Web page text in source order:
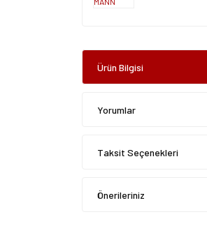
Ürün Bilgisi
Yorumlar
Taksit Seçenekleri
Önerileriniz